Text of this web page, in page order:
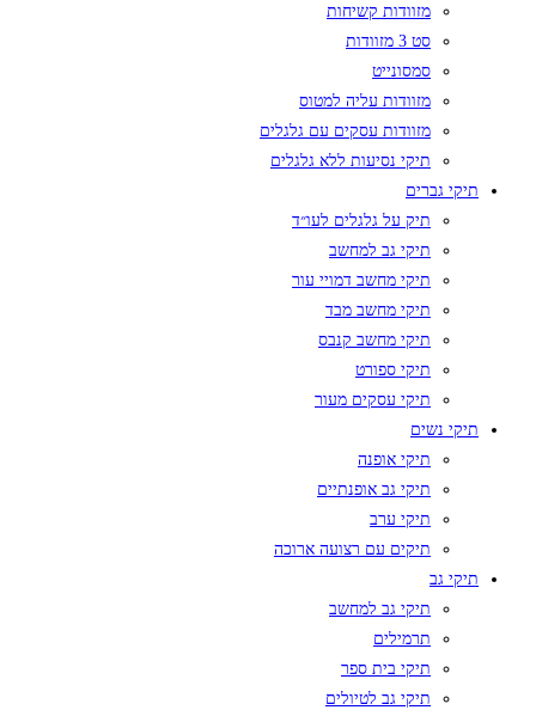
מזוודות קשיחות
סט 3 מזוודות
סמסונייט
מזוודות עליה למטוס
מזוודות עסקים עם גלגלים
תיקי נסיעות ללא גלגלים
תיקי גברים
תיק על גלגלים לעו״ד
תיקי גב למחשב
תיקי מחשב דמויי עור
תיקי מחשב מבד
תיקי מחשב קנבס
תיקי ספורט
תיקי עסקים מעור
תיקי נשים
תיקי אופנה
תיקי גב אופנתיים
תיקי ערב
תיקים עם רצועה ארוכה
תיקי גב
תיקי גב למחשב
תרמילים
תיקי בית ספר
תיקי גב לטיולים